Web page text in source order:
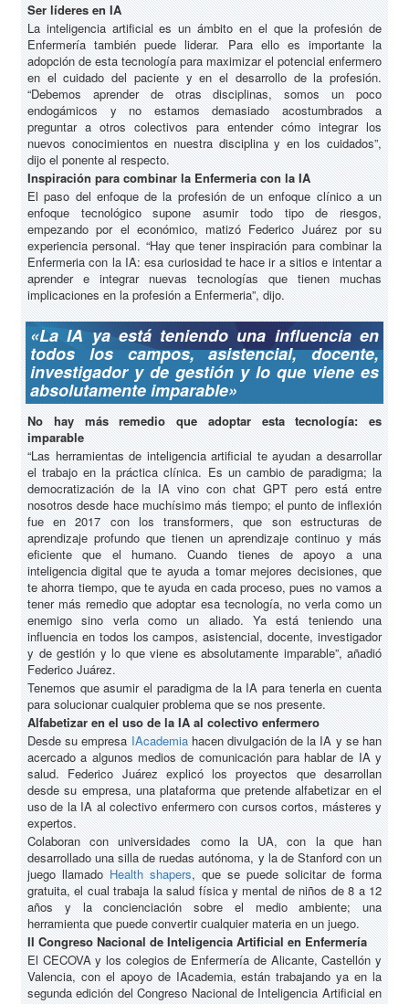
Ser líderes en IA
La inteligencia artificial es un ámbito en el que la profesión de
Enfermería también puede liderar. Para ello es importante la
adopción de esta tecnología para maximizar el potencial enfermero
en el cuidado del paciente y en el desarrollo de la profesión.
“Debemos aprender de otras disciplinas, somos un poco
endogámicos y no estamos demasiado acostumbrados a
preguntar a otros colectivos para entender cómo integrar los
nuevos conocimientos en nuestra disciplina y en los cuidados”,
dijo el ponente al respecto.
Inspiración para combinar la Enfermeria con la IA
El paso del enfoque de la profesión de un enfoque clínico a un
enfoque tecnológico supone asumir todo tipo de riesgos,
empezando por el económico, matizó Federico Juárez por su
experiencia personal. “Hay que tener inspiración para combinar la
Enfermeria con la IA: esa curiosidad te hace ir a sitios e intentar a
aprender e integrar nuevas tecnologías que tienen muchas
implicaciones en la profesión a Enfermeria”, dijo.
«La IA ya está teniendo una influencia en
todos los campos, asistencial, docente,
investigador y de gestión y lo que viene es
absolutamente imparable»
No hay más remedio que adoptar esta tecnología: es
imparable
“Las herramientas de inteligencia artificial te ayudan a desarrollar
el trabajo en la práctica clínica. Es un cambio de paradigma; la
democratización de la IA vino con chat GPT pero está entre
nosotros desde hace muchísimo más tiempo; el punto de inflexión
fue en 2017 con los transformers, que son estructuras de
aprendizaje profundo que tienen un aprendizaje continuo y más
eficiente que el humano. Cuando tienes de apoyo a una
inteligencia digital que te ayuda a tomar mejores decisiones, que
te ahorra tiempo, que te ayuda en cada proceso, pues no vamos a
tener más remedio que adoptar esa tecnología, no verla como un
enemigo sino verla como un aliado. Ya está teniendo una
influencia en todos los campos, asistencial, docente, investigador
y de gestión y lo que viene es absolutamente imparable”, añadió
Federico Juárez.
Tenemos que asumir el paradigma de la IA para tenerla en cuenta
para solucionar cualquier problema que se nos presente.
Alfabetizar en el uso de la IA al colectivo enfermero
Desde su empresa IAcademiahacen divulgación de la IA y se han
acercado a algunos medios de comunicación para hablar de IA y
salud. Federico Juárez explicó los proyectos que desarrollan
desde su empresa, una plataforma que pretende alfabetizar en el
uso de la IA al colectivo enfermero con cursos cortos, másteres y
expertos.
Colaboran con universidades como la UA, con la que han
desarrollado una silla de ruedas autónoma, y la de Stanford con un
juego llamado Health shapers, que se puede solicitar de forma
gratuita, el cual trabaja la salud física y mental de niños de 8 a 12
años y la concienciación sobre el medio ambiente; una
herramienta que puede convertir cualquier materia en un juego.
II Congreso Nacional de Inteligencia Artificial en Enfermería
El CECOVA y los colegios de Enfermería de Alicante, Castellón y
Valencia, con el apoyo de IAcademia, están trabajando ya en la
segunda edición del Congreso Nacional de Inteligencia Artificial en